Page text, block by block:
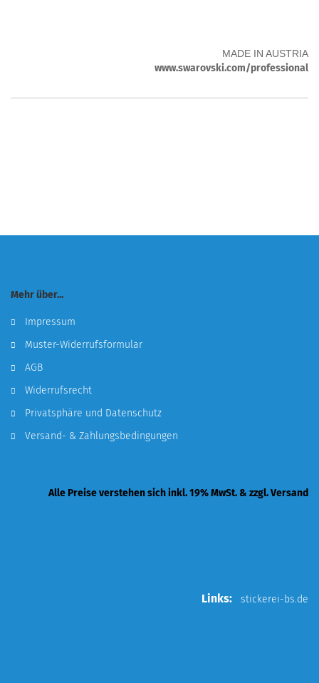
MADE IN AUSTRIA
www.swarovski.com/professional
Mehr über...
Impressum
Muster-Widerrufsformular
AGB
Widerrufsrecht
Privatsphäre und Datenschutz
Versand- & Zahlungsbedingungen
Alle Preise verstehen sich inkl. 19% MwSt. & zzgl. Versand
Links: stickerei-bs.de